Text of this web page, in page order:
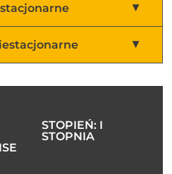
STOPIEŃ: I
STOPNIA